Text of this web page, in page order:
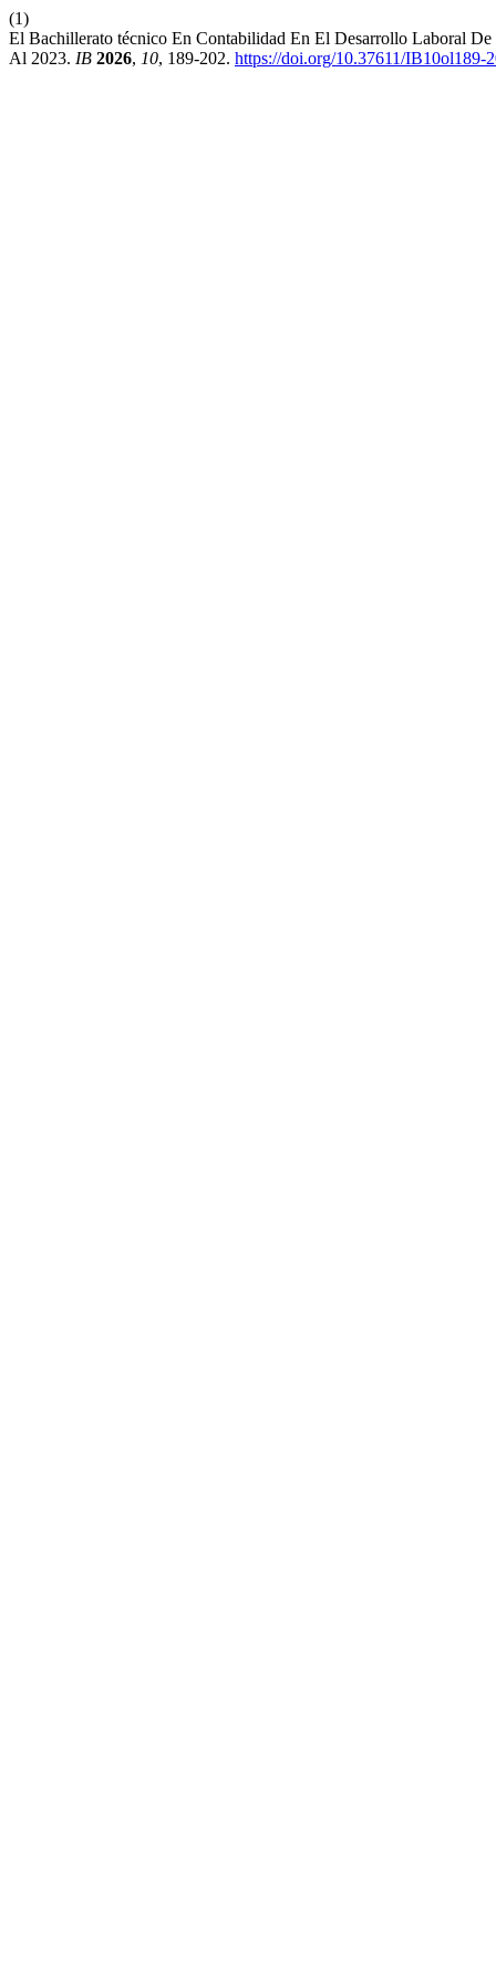
(1)
El Bachillerato técnico En Contabilidad En El Desarrollo Laboral
Al 2023. IB 2026, 10, 189-202. https://doi.org/10.37611/IB10ol189-